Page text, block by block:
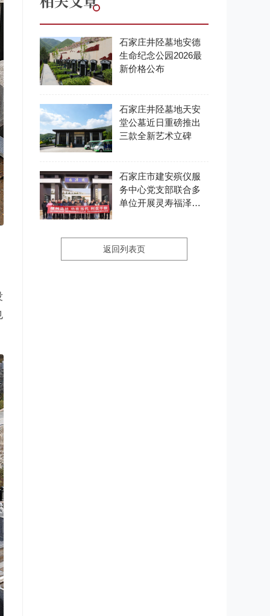
石家庄井陉墓地安德
生命纪念公园2026最
新价格公布
石家庄井陉墓地天安
堂公墓近日重磅推出
三款全新艺术立碑
石家庄市建安殡仪服
务中心党支部联合多
单位开展灵寿福泽园
返回列表页